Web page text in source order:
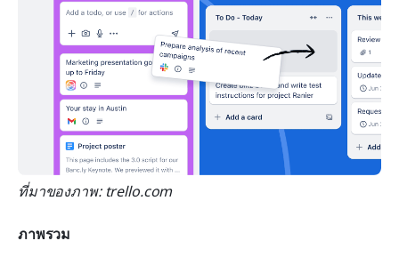
ที่มาของภาพ: trello.com
ภาพรวม